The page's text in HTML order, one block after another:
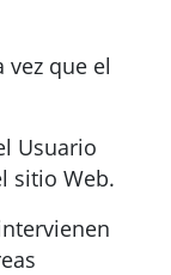
que el
Usuario
sitio Web.